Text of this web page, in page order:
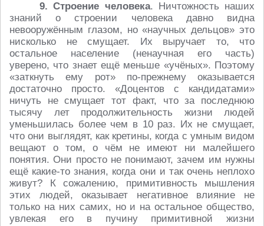
9. Строение человека. Ничтожность наших
знаний о строении человека давно видна
невооружённым глазом, но «научных дельцов» это
нисколько не смущает. Их выручает то, что
остальное население (ненаучная его часть)
уверено, что знает ещё меньше «учёных». Поэтому
«заткнуть ему рот» по-прежнему оказывается
достаточно просто. «Доцентов с кандидатами»
ничуть не смущает тот факт, что за последнюю
тысячу лет продолжительность жизни людей
уменьшилась более чем в 10 раз. Их не смущает,
что они выглядят, как кретины, когда с умным видом
вещают о том, о чём не имеют ни малейшего
понятия. Они просто не понимают, зачем им нужны
ещё какие-то знания, когда они и так очень неплохо
живут? К сожалению, примитивность мышления
этих людей, оказывает негативное влияние не
только на них самих, но и на остальное общество,
увлекая его в пучину примитивной жизни